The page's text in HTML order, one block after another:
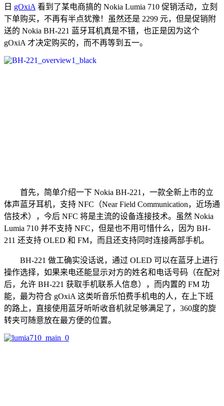
日 gOxiA看到了某电商搞的 Nokia Lumia 710 促销活动，立刻
下单购买，不再有半点犹豫！虽然还是 2299 元，但是促销附
送的 Nokia BH-221 蓝牙耳机真是不错，也正是因为这个
gOxiA 才决定购买的，而不再等到五一。
首先，简单介绍一下 Nokia BH-221，一款全新上市的立
体声蓝牙耳机，支持 NFC（Near Field Communication，近场通
信技术），今后 NFC 将是主流的设备连接技术。虽然 Nokia
Lumia 710 并不支持 NFC，但是也不用可惜什么，因为 BH-
211 还支持 OLED 和 FM，而且还支持同时连接两部手机。
BH-221 做工确实没话说，通过 OLED 可以在蓝牙上进行
操作选择，如果来电还能显示对方的姓名和电话号码（在配对
后，允许 BH-221 获取手机联系人信息），而内置的 FM 功
能，最为符合 gOxiA 这类听音乐怕费手机电的人，在上下班
的路上，直接使用蓝牙听听收音机就足够满足了，360度的旋
转夹可随意放在最方便的位置。